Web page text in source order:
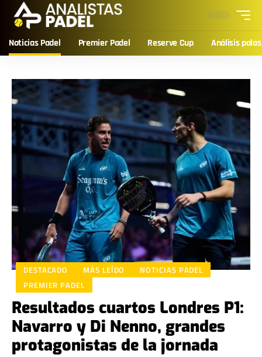
Noticias Padel Premier Padel Reserve Cup Análisis palas
DESTACADO MÁS LEÍDO
NOTICIAS PADEL
PREMIER PADEL
Resultados cuartos Londres P1:
Navarro y Di Nenno, grandes
protagonistas de la jornada